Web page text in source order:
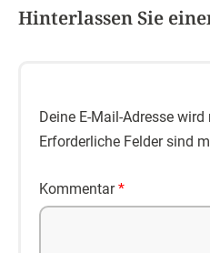
Hinterlassen Sie
Deine E-Mail-Adresse
Erforderliche Felder sind
Kommentar*